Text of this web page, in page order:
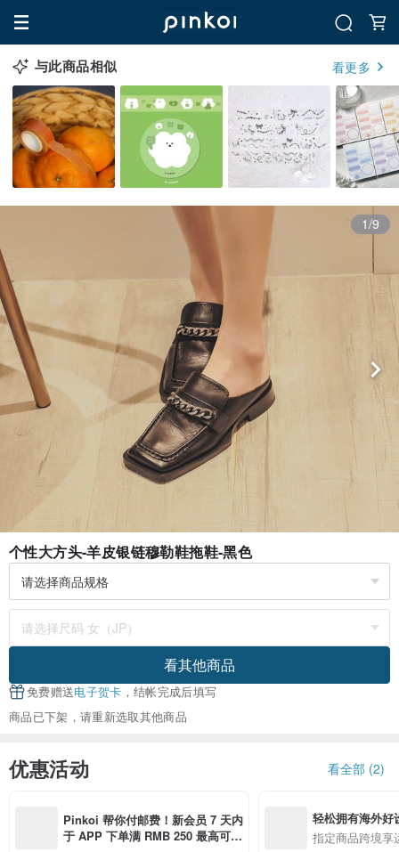
与此商品相似 看更多
1/9
个性大方头-羊皮银链穆勒鞋拖鞋-黑色
看其他商品
免费赠送电子贺卡 ，结帐完成后填写
商品已下架，请重新选取其他商品
优惠活动 看全部 (2)
Pinkoi 帮你付邮费！新会员 7 天内
于 APP 下单满 RMB 250 最高可折
轻松拥有海外好
指定商品跨境享